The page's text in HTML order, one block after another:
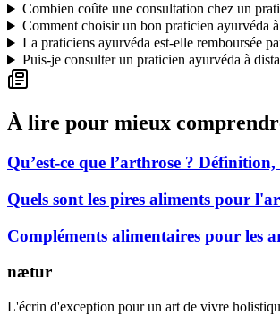
Combien coûte une consultation chez un
Comment choisir un bon praticien ayurvéda
La praticiens ayurvéda est-elle remboursée
Puis-je consulter un praticien ayurvéda à
À lire pour mieux
Qu’est-ce que l’arthrose ?
Quels sont les pires aliments pour
Compléments alimentaires pour les
nætur
L'écrin d'exception pour un art de vivre